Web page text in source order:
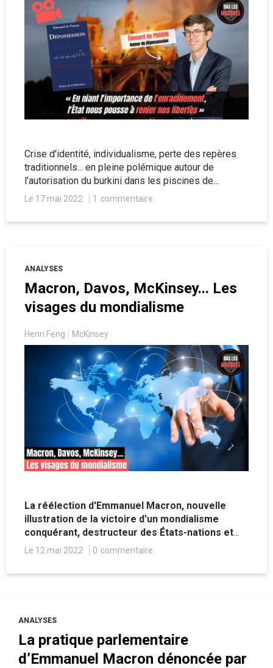
Crise d'identité, individualisme, perte des repères
traditionnels... en pleine polémique autour de
l'autorisation du burkini dans les piscines de
Grenoble, Bas les Masques reçoit Edouard de
Praron, auteur du livre "Dépossession" (éd. Presses
de la Délivrance) qui aborde toutes ces thématiques
Le 17 mai 2022 1 commentaire
ANALYSES
Macron, Davos, McKinsey... Les
visages du mondialisme
Henri Feng McKinsey
La réélection d'Emmanuel Macron, nouvelle
illustration de la victoire d'un mondialisme
conquérant, destructeur des États-nations et
des souverainetés nationales au profit des
grands groupes ? Un billet de réflexion
philosophique par notre contributeur Henri
Le 12 mai 2022 0 commentaire
ANALYSES
La pratique parlementaire
d’Emmanuel Macron dénoncée par